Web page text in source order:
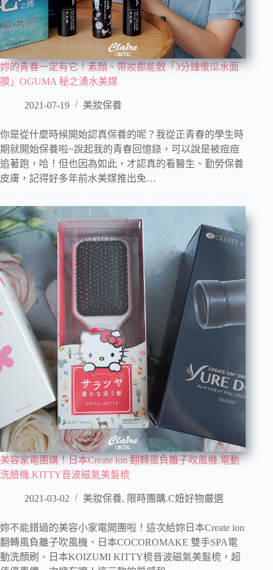
妳的青春一定有它！素顏、帶妝都能敷「3分鐘傻瓜水面
膜」OGUMA 秘之湧水美媒
2021-07-19 美妝保養
你是從什麼時候開始認真保養的呢？我從正青春的學生時
期就開始保養啦~說起我的青春回憶錄，可以說是被痘痘
追著跑，哈！但也因為如此，才認真的看醫生、勤勞保養
皮膚，記得好多年前水美媒推出免…
美容家電團購！日本Create ion 翻轉風負離子吹風機.電動
洗臉機.KITTY音波磁氣美髮梳
2021-03-02 美妝保養, 限時團購.C妞好物嚴選
妳不能錯過的美容小家電開團啦！這次給妳日本Create ion
翻轉風負離子吹風機、日本COCOROMAKE 雙手SPA電
動洗顏刷、日本KOIZUMI KITTY梳音波磁氣美髮梳，超